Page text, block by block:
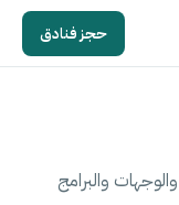
حجز فنادق
والبرامج